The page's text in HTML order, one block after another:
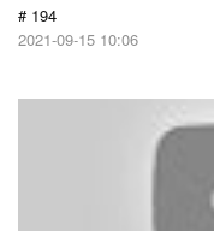
# 194
2021-09-15 10:06